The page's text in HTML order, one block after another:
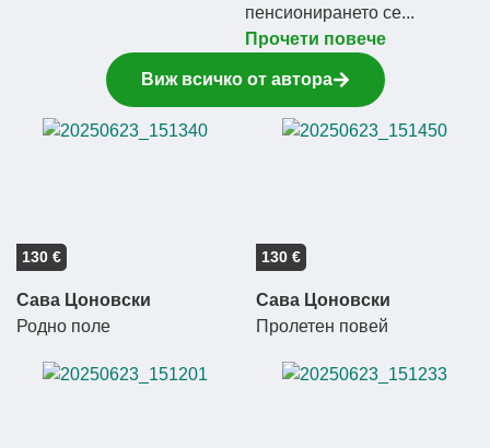
пенсионирането се...
Прочети повече
Виж всичко от автора
130 €
Сава Цоновски
Родно поле
130 €
Сава Цоновски
Пролетен повей